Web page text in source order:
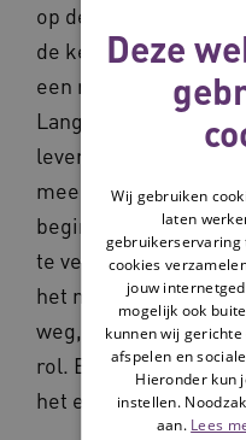
op de denkbeeldige
de keuze die je
een richting leidt,
Langzaam maar
leven. Als een
meer als een
begint steeds vaker
te vertonen, je
het niet meer zo
weg, je stopt met
rol. Elke dag wordt
het einde van je
Deze
Wij gebruiken
laten
gebruikerservaring
cookies
jouw
mogelijk ook
kunnen wij gerichte
afspelen en
Hieronder kun
instellen.
aan. Lees